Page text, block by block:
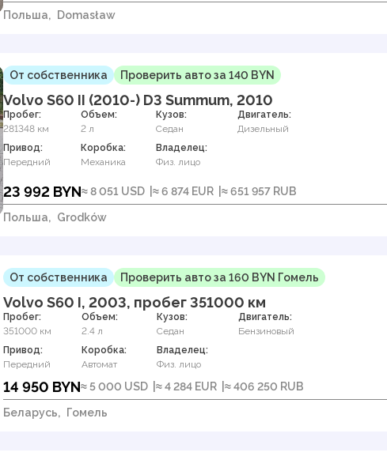
Польша, Domasław
От собственника Проверить авто за 140 BYN
Volvo S60 II (2010-) D3 Summum, 2010
Пробег:
281348 км
Объем:
2 л
Кузов:
Седан
Двигатель:
Дизельный
Привод:
Передний
Коробка:
Механика
Владелец:
Физ. лицо
23 992 BYN≈ 8 051 USD ≈ 6 874 EUR ≈ 651 957 RUB
Польша, Grodków
От собственника Проверить авто за 160 BYN Гомель
Volvo S60 I, 2003, пробег 351000 км
Пробег:
351000 км
Объем:
2.4 л
Кузов:
Седан
Двигатель:
Бензиновый
Привод:
Передний
Коробка:
Автомат
Владелец:
Физ. лицо
14 950 BYN≈ 5 000 USD ≈ 4 284 EUR ≈ 406 250 RUB
Беларусь, Гомель